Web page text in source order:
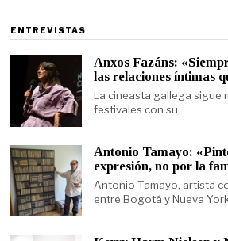
ENTREVISTAS
Anxos Fazáns:
las relaciones íntimas
La cineasta gallega sigue
festivales con su
Antonio Tamayo:
expresión, no por la
Antonio Tamayo, artista
entre Bogotá y Nueva